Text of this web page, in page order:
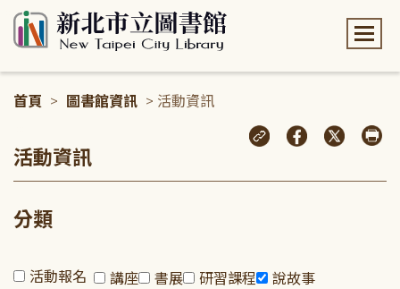
首頁 > 圖書館資訊 > 活動資訊
活動資訊
分類
活動報名 講座 書展 研習課程
說故事